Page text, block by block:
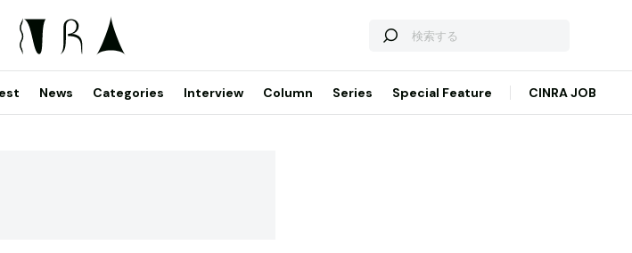
News Categories Interview Column Series Special Feature CINRA JOB